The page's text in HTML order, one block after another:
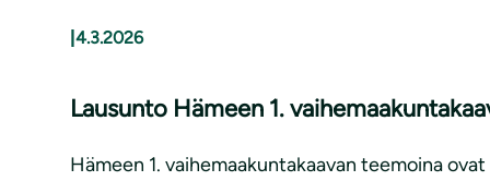
4.3.2026
Lausunto Hämeen 1.
Hämeen 1. vaihemaakuntakaavan teemoina